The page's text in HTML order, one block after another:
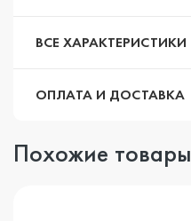
ВСЕ ХАРАКТЕРИСТИКИ
ОПЛАТА И ДОСТАВКА
Похожие товары